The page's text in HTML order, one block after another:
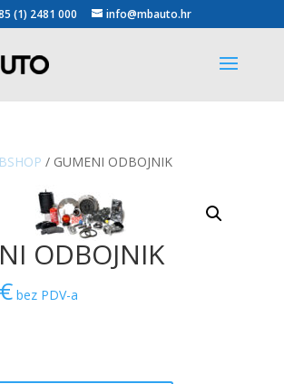
(1) 2481 000 info@mbauto.hr
/ GUMENI ODBOJNIK
ODBOJNIK
€ bez PDV-a